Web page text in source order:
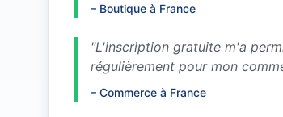
– Boutique à France
"L'inscription gratuite m'a
régulièrement pour mon
– Commerce à France